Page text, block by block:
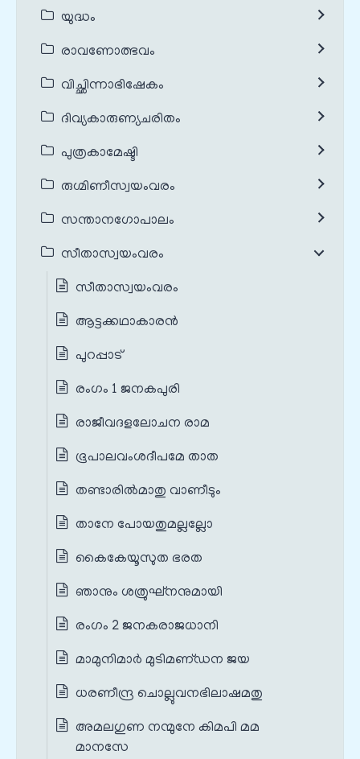
യുദ്ധം
രാവണോത്ഭവം
വിച്ഛിന്നാഭിഷേകം
ദിവ്യകാരുണ്യചരിതം
പുത്രകാമേഷ്ടി
രുഗ്മിണീസ്വയംവരം
സന്താനഗോപാലം
സീതാസ്വയംവരം
സീതാസ്വയംവരം
ആട്ടക്കഥാകാരൻ
പുറപ്പാട്
രംഗം 1 ജനകപുരി
രാജീവദളലോചന രാമ
ഭൂപാലവംശദീപമേ താത
തണ്ടാരില്‍മാതു വാണീടും
താനേ പോയതുമല്ലല്ലോ
കൈകേയൂസുത ഭരത
ഞാനും ശത്രുഘ്‌നനുമായി
രംഗം 2 ജനകരാജധാനി
മാമുനിമാര്‍ മുടിമണ്‌ഡന ജയ
ധരണീന്ദ്ര ചൊല്ലുവനഭിലാഷമതു
അമലഗുണ നന്മുനേ കിമപി മമ
മാനസേ